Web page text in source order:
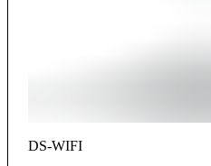
DS-WIFI